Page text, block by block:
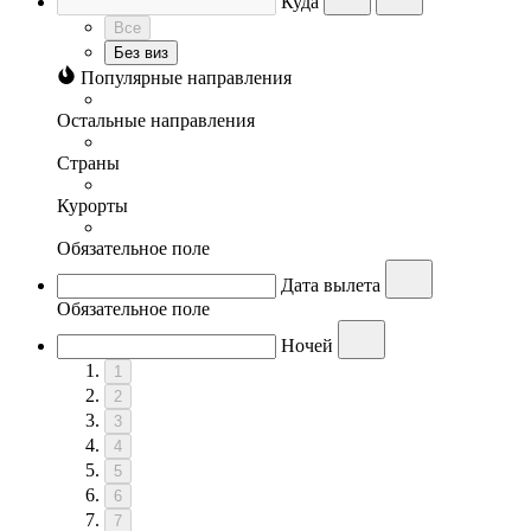
Все
Без виз
Популярные направления
Остальные направления
Страны
Курорты
Обязательное поле
Дата вылета
Обязательное поле
Ночей
1
2
3
4
5
6
7